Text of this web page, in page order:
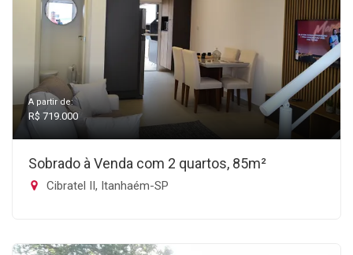
A partir de:
R$ 719.000
Sobrado à Venda com 2 quartos, 85m²
Cibratel II, Itanhaém-SP